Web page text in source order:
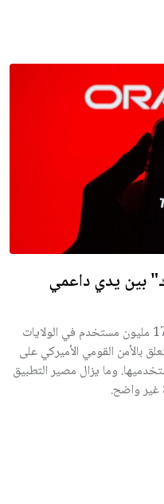
بين يدي داعمي
تواجه منصة تيك توك التي تضم نحو 170 مليون مستخدم في الولايات
بالأمن القومي الأميركي على
وما يزال مصير التطبيق
غير واضح.